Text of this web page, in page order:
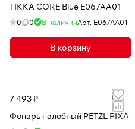
TIKKA CORE Blue E067AA01
0 0 В наличииАрт. E067AA01
В корзину
7 493 ₽
Фонарь налобный PETZL PIXA